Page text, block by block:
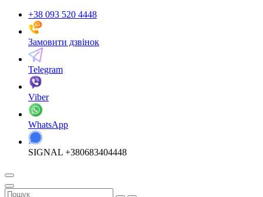
+38 093 520 4448
Замовити дзвінок
Telegram
Viber
WhatsApp
SIGNAL +380683404448